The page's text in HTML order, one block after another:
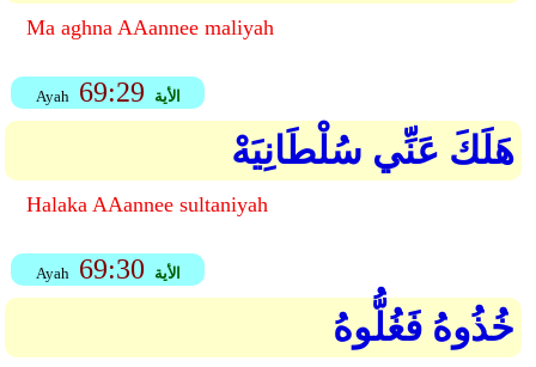
Ma aghna AAannee maliyah
Ayah 69:29 الأية
هَلَكَ عَنِّي سُلْطَانِيَهْ
Halaka AAannee sultaniyah
Ayah 69:30 الأية
خُذُوهُ فَغُلُّوهُ